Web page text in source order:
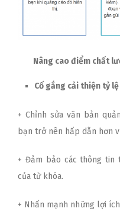
Nâng cao điểm chất
Cố gắng cải thiện tỷ
+ Chỉnh sửa văn bản
bạn trở nên hấp dẫn hơn
+ Đảm bảo các thông tin
của từ khóa.
+ Nhấn mạnh những lợi